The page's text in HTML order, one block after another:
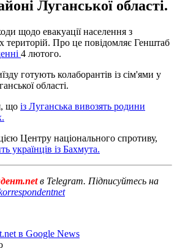
Луганської області.
щодо евакуації населення з
територій. Про це повідомляє Генштаб
4 лютого.
готують колаборантів із сім'ями у
області.
що із Луганська вивозять родини
Центру національного спротиву,
українців із Бахмута.
в Telegram. Підписуйтесь на
в Google News